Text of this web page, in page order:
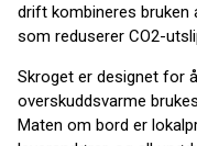
drift kombineres bruken
som reduserer CO2-
Skroget er designet for
overskuddsvarme
Maten om bord er